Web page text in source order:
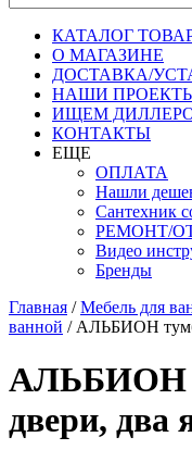
КАТАЛОГ
О МАГАЗИНЕ
ДОСТАВКА/
НАШИ
ИЩЕМ
КОНТАКТЫ
ЕЩЕ
ОПЛАТА
Нашли
Сантехник
РЕМОНТ/
Видео
Бренды
Главная /Мебель для
ванной / АЛЬБИОН
АЛЬБИОН
двери, два